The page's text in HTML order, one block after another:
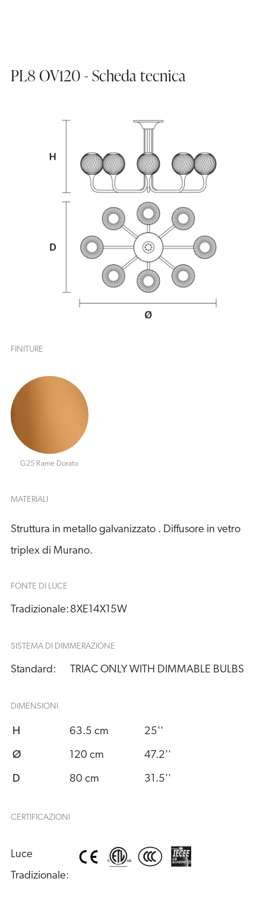
PL8 OV120 - Scheda tecnica
FINITURE
G25 Rame Dorato
MATERIALI
Struttura in metallo galvanizzato . Diffusore in vetro
triplex di Murano.
FONTE DI LUCE
Tradizionale: 8XE14X15W
SISTEMA DI DIMMERAZIONE
Standard: TRIAC ONLY WITH DIMMABLE BULBS
DIMENSIONI
H 63.5 cm 25''
Ø 120 cm 47.2''
D 80 cm 31.5''
CERTIFICAZIONI
Luce
Tradizionale: